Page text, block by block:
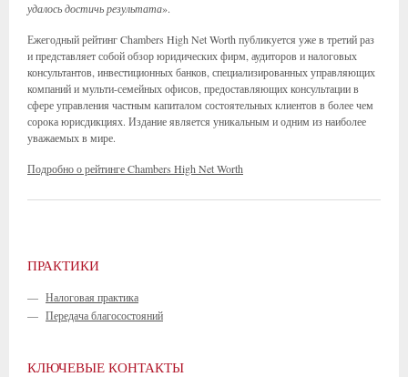
удалось достичь результата».
Ежегодный рейтинг Chambers High Net Worth публикуется уже в третий раз
и представляет собой обзор юридических фирм, аудиторов и налоговых
консультантов, инвестиционных банков, специализированных управляющих
компаний и мульти-семейных офисов, предоставляющих консультации в
сфере управления частным капиталом состоятельных клиентов в более чем
сорока юрисдикциях. Издание является уникальным и одним из наиболее
уважаемых в мире.
Подробно о рейтинге Chambers High Net Worth
ПРАКТИКИ
— Налоговая практика
— Передача благосостояний
КЛЮЧЕВЫЕ КОНТАКТЫ